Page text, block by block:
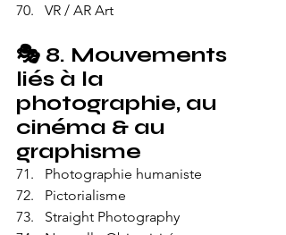
VR / AR Art
🎭 8. Mouvements
liés à la
photographie, au
cinéma & au
graphisme
Photographie humaniste
Pictorialisme
Straight Photography